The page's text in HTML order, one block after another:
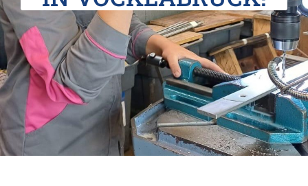
Verein der Freunde
Jobs
Absolventenverband